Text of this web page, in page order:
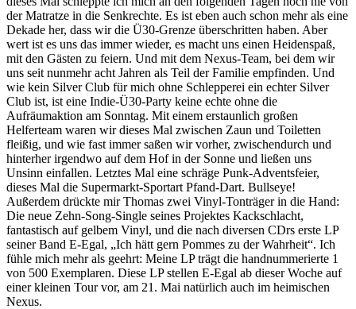
der Matratze in die Senkrechte. Es ist eben auch schon mehr als eine
Dekade her, dass wir die Ü30-Grenze überschritten haben. Aber
wert ist es uns das immer wieder, es macht uns einen Heidenspaß,
mit den Gästen zu feiern. Und mit dem Nexus-Team, bei dem wir
uns seit nunmehr acht Jahren als Teil der Familie empfinden. Und
wie kein Silver Club für mich ohne Schlepperei ein echter Silver
Club ist, ist eine Indie-Ü30-Party keine echte ohne die
Aufräumaktion am Sonntag. Mit einem erstaunlich großen
Helferteam waren wir dieses Mal zwischen Zaun und Toiletten
fleißig, und wie fast immer saßen wir vorher, zwischendurch und
hinterher irgendwo auf dem Hof in der Sonne und ließen uns
Unsinn einfallen. Letztes Mal eine schräge Punk-Adventsfeier,
dieses Mal die Supermarkt-Sportart Pfand-Dart. Bullseye!
Außerdem drückte mir Thomas zwei Vinyl-Tonträger in die Hand:
Die neue Zehn-Song-Single seines Projektes Kackschlacht,
fantastisch auf gelbem Vinyl, und die nach diversen CDrs erste LP
seiner Band E-Egal, „Ich hätt gern Pommes zu der Wahrheit“. Ich
fühle mich mehr als geehrt: Meine LP trägt die handnummerierte 1
von 500 Exemplaren. Diese LP stellen E-Egal ab dieser Woche auf
einer kleinen Tour vor, am 21. Mai natürlich auch im heimischen
Nexus.